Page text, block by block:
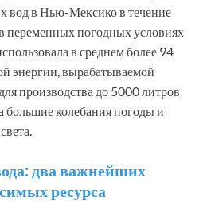
вод в Нью-Мексико в течение
переменных погодных условиях
в среднем более 94
энергии, вырабатываемой
производства до 5000 литров
большие колебания погоды и
два важнейших
ресурса